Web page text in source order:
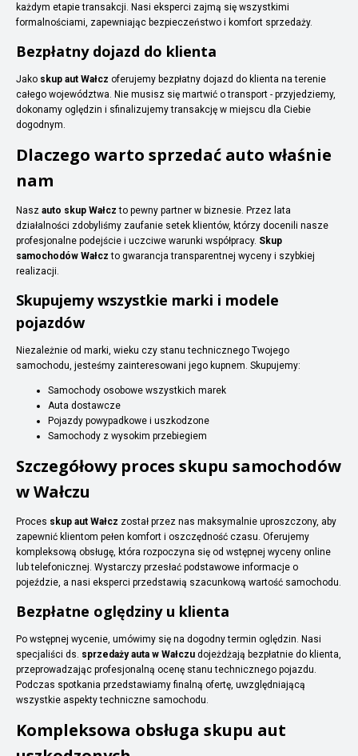
każdym etapie transakcji. Nasi eksperci zajmą się wszystkimi
formalnościami, zapewniając bezpieczeństwo i komfort sprzedaży.
Bezpłatny dojazd do klienta
Jako skup aut Wałcz oferujemy bezpłatny dojazd do klienta na terenie
całego województwa. Nie musisz się martwić o transport - przyjedziemy,
dokonamy oględzin i sfinalizujemy transakcję w miejscu dla Ciebie
dogodnym.
Dlaczego warto sprzedać auto właśnie
nam
Nasz auto skup Wałcz to pewny partner w biznesie. Przez lata
działalności zdobyliśmy zaufanie setek klientów, którzy docenili nasze
profesjonalne podejście i uczciwe warunki współpracy. Skup
samochodów Wałcz to gwarancja transparentnej wyceny i szybkiej
realizacji.
Skupujemy wszystkie marki i modele
pojazdów
Niezależnie od marki, wieku czy stanu technicznego Twojego
samochodu, jesteśmy zainteresowani jego kupnem. Skupujemy:
Samochody osobowe wszystkich marek
Auta dostawcze
Pojazdy powypadkowe i uszkodzone
Samochody z wysokim przebiegiem
Szczegółowy proces skupu samochodów
w Wałczu
Proces skup aut Wałcz został przez nas maksymalnie uproszczony, aby
zapewnić klientom pełen komfort i oszczędność czasu. Oferujemy
kompleksową obsługę, która rozpoczyna się od wstępnej wyceny online
lub telefonicznej. Wystarczy przesłać podstawowe informacje o
pojeździe, a nasi eksperci przedstawią szacunkową wartość samochodu.
Bezpłatne oględziny u klienta
Po wstępnej wycenie, umówimy się na dogodny termin oględzin. Nasi
specjaliści ds. sprzedaży auta w Wałczu dojeżdżają bezpłatnie do klienta,
przeprowadzając profesjonalną ocenę stanu technicznego pojazdu.
Podczas spotkania przedstawiamy finalną ofertę, uwzględniającą
wszystkie aspekty techniczne samochodu.
Kompleksowa obsługa skupu aut